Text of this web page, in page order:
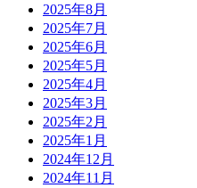
2025年8月
2025年7月
2025年6月
2025年5月
2025年4月
2025年3月
2025年2月
2025年1月
2024年12月
2024年11月